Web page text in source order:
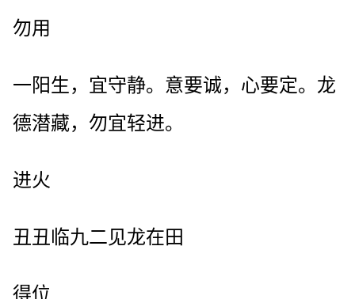
勿用
一阳生，宜守静。意要诚，心要定。龙
德潜藏，勿宜轻进。
进火
丑丑临九二见龙在田
得位